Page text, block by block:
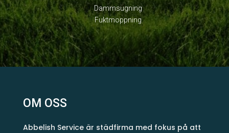
Dammsugning
Fuktmoppning
OM OSS
Abbelish Service är städfirma med fokus på att